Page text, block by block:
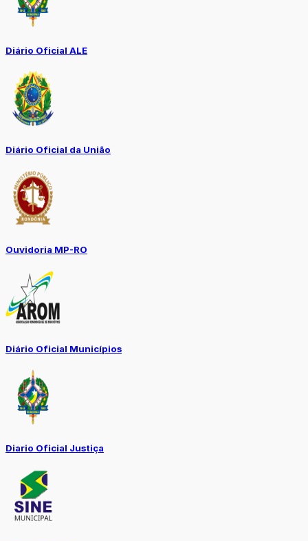
Diário Oficial ALE
Diário Oficial da União
Ouvidoria MP-RO
Diário Oficial Municípios
Diario Oficial Justiça